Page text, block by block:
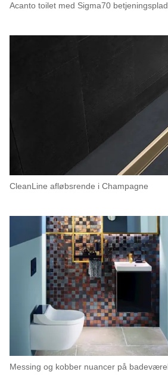
Acanto toilet med Sigma70
CleanLine afløbsrende i Champagne
Messing og kobber nuancer på